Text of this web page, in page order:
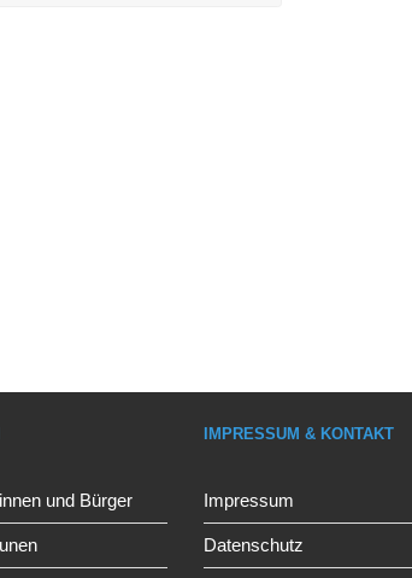
und Bürger
IMPRESSUM & KONTAKT
Impressum
Datenschutz